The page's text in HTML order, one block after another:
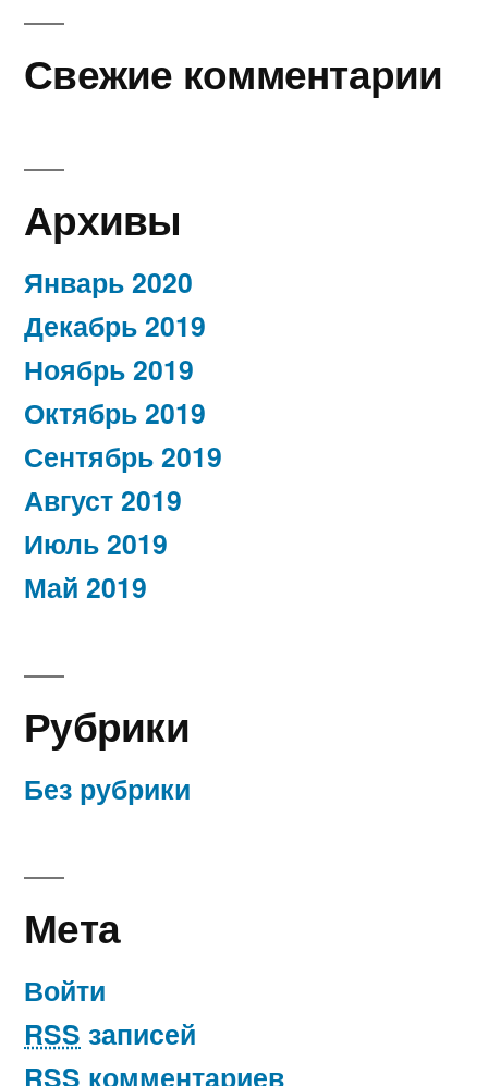
Свежие комментарии
Архивы
Январь 2020
Декабрь 2019
Ноябрь 2019
Октябрь 2019
Сентябрь 2019
Август 2019
Июль 2019
Май 2019
Рубрики
Без рубрики
Мета
Войти
RSS записей
RSS комментариев